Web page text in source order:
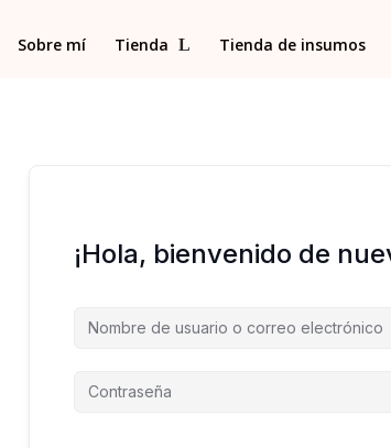
Sobre mí Tienda Tienda de insumos
¡Hola, bienvenido de